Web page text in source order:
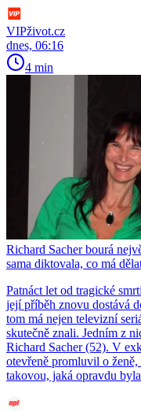
VIPživot.cz
dnes, 06:16
4 min
Richard Sacher bourá
sama diktovala, co má
Patnáct let od tragické
její příběh znovu dostává
tom má nejen televizní
skutečně znali. Jedním z
Richard Sacher (52). V
otevřeně promluvil o
takovou, jaká opravdu